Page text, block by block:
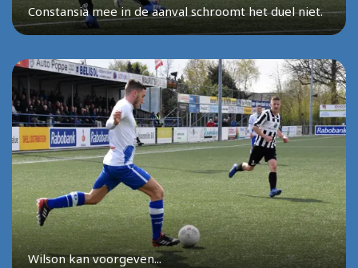
Constansia mee in de aanval schroomt het duel niet.
Wilson kan voorgeven...